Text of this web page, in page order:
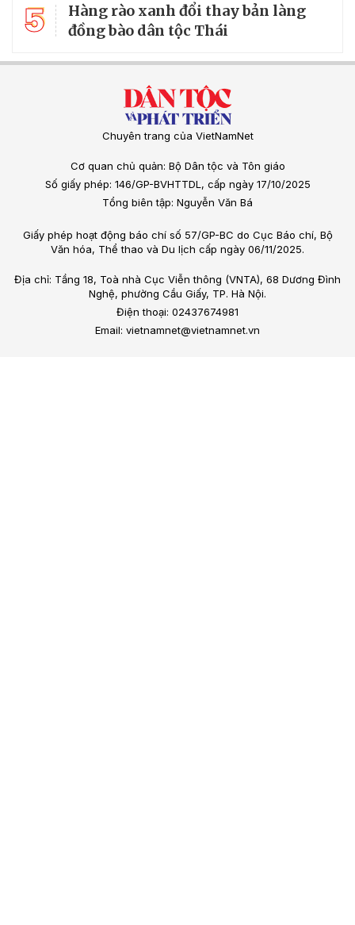
5
Hàng rào xanh đổi thay bản làng
đồng bào dân tộc Thái
Chuyên trang của VietNamNet
Cơ quan chủ quản: Bộ Dân tộc và Tôn giáo
Số giấy phép: 146/GP-BVHTTDL, cấp ngày 17/10/2025
Tổng biên tập: Nguyễn Văn Bá
Giấy phép hoạt động báo chí số 57/GP-BC do Cục Báo chí, Bộ
Văn hóa, Thể thao và Du lịch cấp ngày 06/11/2025.
Địa chỉ: Tầng 18, Toà nhà Cục Viễn thông (VNTA), 68 Dương Đình
Nghệ, phường Cầu Giấy, TP. Hà Nội.
Điện thoại: 02437674981
Email: vietnamnet@vietnamnet.vn